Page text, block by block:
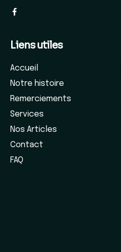
Liens utiles
Accueil
Notre histoire
Remerciements
Services
Nos Articles
Contact
FAQ